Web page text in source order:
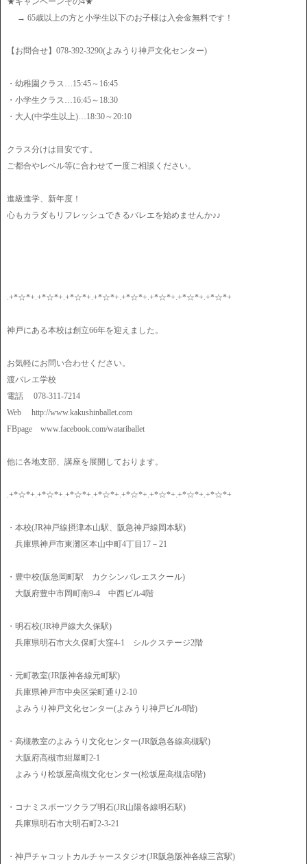
→ 65歳以上の方と小学生以下のお子様は入会金無料です！
【お問合せ】078-392-3290(よみうり神戸文化センター)
・幼稚園クラス…15:45～16:45
・小学生クラス…16:45～18:30
・大人(中学生以上)…18:30～20:10
クラス分けは目安です。
ご都合やレベル等に合わせて一度ご相談ください。
進級進学、新年度！
心もカラダもリフレッシュできるバレエを始めませんか♪♪
.+*☆*+.+*☆*+.+*☆*+.+*☆*+.+*☆*+.+*☆*+.+*☆*+.+*☆*+
神戸にある本校は創立66年を迎えました。
お気軽にお問い合わせください。
渡バレエ学校
電話 078-311-7214
Web http://www.kakushinballet.com
FBpage www.facebook.com/watariballet
他に各地支部、講座を展開しております。
.+*☆*+.+*☆*+.+*☆*+.+*☆*+.+*☆*+.+*☆*+.+*☆*+.+*☆*+
・本校(JR神戸線摂津本山駅、阪急神戸線岡本駅)
兵庫県神戸市東灘区本山中町4丁目17－21
・豊中校(阪急岡町駅 カクシンバレエスクール)
大阪府豊中市岡町南9-4 中西ビル4階
・明石校(JR神戸線大久保駅)
兵庫県明石市大久保町大窪4-1 シルクステージ2階
・元町教室(JR阪神各線元町駅)
兵庫県神戸市中央区栄町通り2-10
よみうり神戸文化センター(よみうり神戸ビル8階)
・高槻教室のよみうり文化センター(JR阪急各線高槻駅)
大阪府高槻市紺屋町2-1
よみうり松坂屋高槻文化センター(松坂屋高槻店6階)
・コナミスポーツクラブ明石(JR山陽各線明石駅)
兵庫県明石市大明石町2-3-21
・神戸チャコットカルチャースタジオ(JR阪急阪神各線三宮駅)